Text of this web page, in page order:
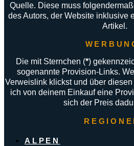
Quelle. Diese muss
des Autors, der Website inklusive
Artikel.
Die mit Sternchen (*)
sogenannte Provision-Links.
Verweislink klickst und über
ich von deinem Einkauf eine
sich der Preis
ALPEN